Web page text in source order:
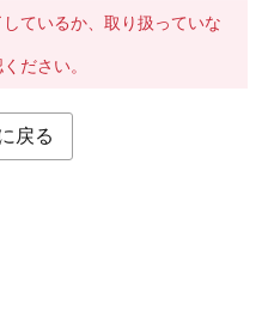
ているか、取り扱っていな
ださい。
戻る